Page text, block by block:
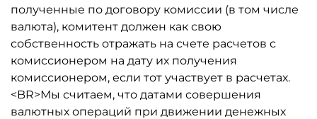
полученные по договору комиссии (в том числе
валюта), комитент должен как свою
собственность отражать на счете расчетов с
комиссионером на дату их получения
комиссионером, если тот участвует в расчетах.
<BR>Мы считаем, что датами совершения
валютных операций при движении денежных